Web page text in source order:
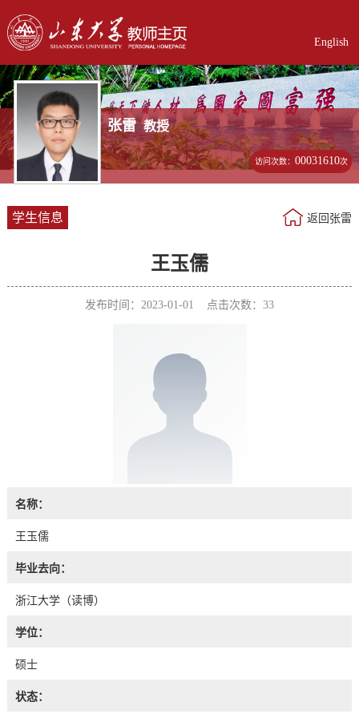
English
张雷 教授
访问次数：00031610次
学生信息 返回张雷
王玉儒
发布时间：2023-01-01 点击次数： 33
名称：
王玉儒
毕业去向：
浙江大学（读博）
学位：
硕士
状态：